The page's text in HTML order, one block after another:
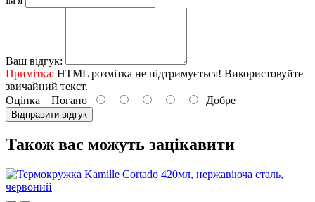
Ваш відгук:
Примітка: HTML розмітка не підтримується! Використовуйте
звичайний текст.
Оцінка Погано Добре
Відправити відгук
Також вас можуть зацікавити